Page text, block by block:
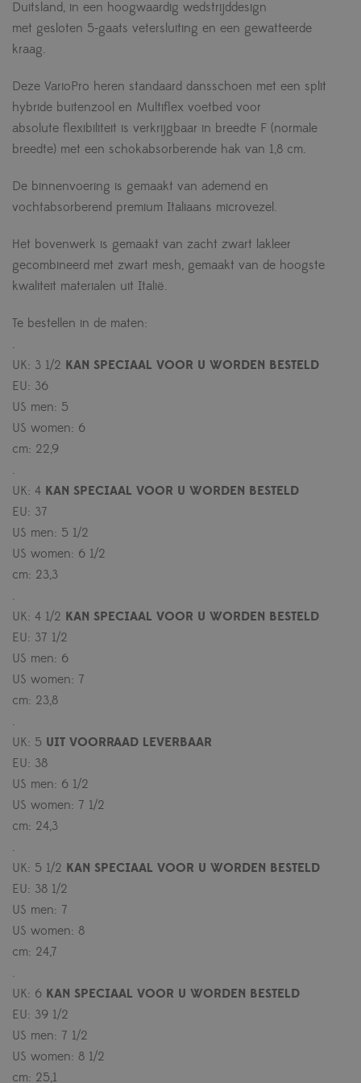
Duitsland, in een hoogwaardig wedstrijddesign
met gesloten 5-gaats vetersluiting en een gewatteerde
kraag.
Deze VarioPro heren standaard dansschoen met een split
hybride buitenzool en Multiflex voetbed voor
absolute flexibiliteit is verkrijgbaar in breedte F (normale
breedte) met een schokabsorberende hak van 1,8 cm.
De binnenvoering is gemaakt van ademend en
vochtabsorberend premium Italiaans microvezel.
Het bovenwerk is gemaakt van zacht zwart lakleer
gecombineerd met zwart mesh, gemaakt van de hoogste
kwaliteit materialen uit Italië.
Te bestellen in de maten:
.
UK: 3 1/2 KAN SPECIAAL VOOR U WORDEN BESTELD
EU: 36
US men: 5
US women: 6
cm: 22,9
.
UK: 4 KAN SPECIAAL VOOR U WORDEN BESTELD
EU: 37
US men: 5 1/2
US women: 6 1/2
cm: 23,3
.
UK: 4 1/2 KAN SPECIAAL VOOR U WORDEN BESTELD
EU: 37 1/2
US men: 6
US women: 7
cm: 23,8
.
UK: 5 UIT VOORRAAD LEVERBAAR
EU: 38
US men: 6 1/2
US women: 7 1/2
cm: 24,3
.
UK: 5 1/2 KAN SPECIAAL VOOR U WORDEN BESTELD
EU: 38 1/2
US men: 7
US women: 8
cm: 24,7
.
UK: 6 KAN SPECIAAL VOOR U WORDEN BESTELD
EU: 39 1/2
US men: 7 1/2
US women: 8 1/2
cm: 25,1